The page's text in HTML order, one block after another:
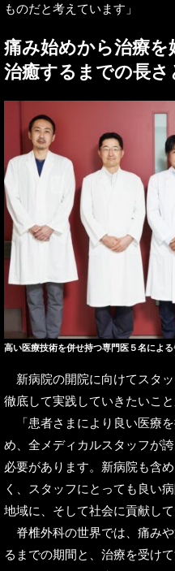
ものだと考えています」
痛み始めから治療
治癒するまでの長さ
高い医療技術を併せ持つ専門医５名によ
新病院の開院に向けてスタ
徹底して実践していきたいこと
「患者さまにより良い医療
め、全メディカルスタッフが
必要があります。新病院も含
く、スタッフにとっても良い
地域に、そして社会に貢献して
脊椎外科の世界では、痛み
るまでの期間と、治療を受け